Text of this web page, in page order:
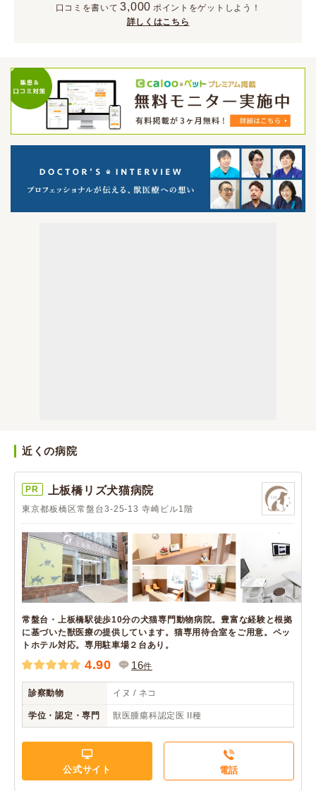
口コミを書いて 3,000 ポイント をゲットしよう！
詳しくはこちら
近くの病院
PR 上板橋リズ犬猫病院
東京都板橋区常盤台3-25-13 寺崎ビル1階
常盤台・上板橋駅徒歩10分の犬猫専門動物病院。豊富な経験と根拠
に基づいた獣医療の提供しています。猫専用待合室をご用意。ペッ
トホテル対応。専用駐車場２台あり。
4.90 16件
診察動物 イヌ / ネコ
学位・認定・専門 獣医腫瘍科認定医 II種
公式サイト 電話